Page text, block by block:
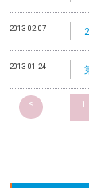
2013-02-07
2013-01-24
< 1